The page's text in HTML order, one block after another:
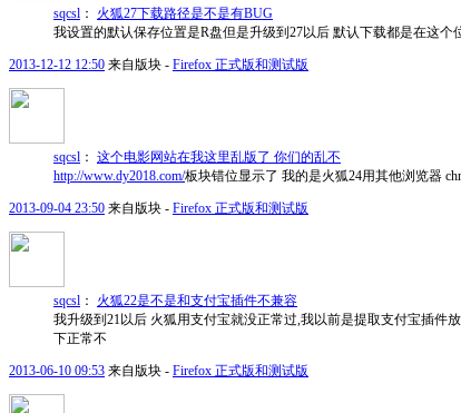
sqcsl ： 火狐27下载路径是不是有BUG
我设置的默认保存位置是R盘但是升级到27以后 默认下载都是在这个
2013-12-12 12:50 来自版块 - Firefox 正式版和测试版
sqcsl ： 这个电影网站在我这里乱版了 你们的乱不
http://www.dy2018.com/板块错位显示了 我的是火狐24用其他浏览器
2013-09-04 23:50 来自版块 - Firefox 正式版和测试版
sqcsl ： 火狐22是不是和支付宝插件不兼容
我升级到21以后 火狐用支付宝就没正常过,我以前是提取支付宝插件
下正常不
2013-06-10 09:53 来自版块 - Firefox 正式版和测试版